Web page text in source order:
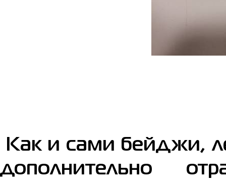
Как и сами бейджи,
дополнительно